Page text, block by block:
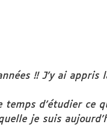
!! J’y ai appris
temps d’étudier ce
je suis